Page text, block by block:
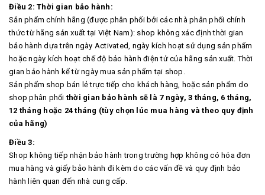
Điều 2: Thời gian bảo hành:
Sản phẩm chính hãng (được phân phối bởi các nhà phân phối chính
thức từ hãng sản xuất tại Việt Nam): shop không xác định thời gian
bảo hành dựa trên ngày Activated, ngày kích hoạt sử dụng sản phẩm
hoặc ngày kích hoạt chế độ bảo hành điện tử của hãng sản xuất. Thời
gian bảo hành kể từ ngày mua sản phẩm tại shop.
Sản phẩm shop bán lẻ trực tiếp cho khách hàng, hoặc sản phẩm do
shop phân phối thời gian bảo hành sẽ là 7 ngày, 3 tháng, 6 tháng,
12 tháng hoặc 24 tháng (tùy chọn lúc mua hàng và theo quy định
của hãng)
Điều 3:
Shop không tiếp nhận bảo hành trong trường hợp không có hóa đơn
mua hàng và giấy bảo hành đi kèm do các vấn đề và quy định bảo
hành liên quan đến nhà cung cấp.